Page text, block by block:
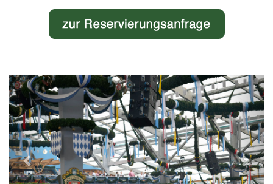
Previous Next